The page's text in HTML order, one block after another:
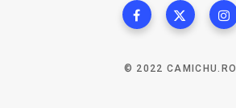
© 2022 CAMICHU.RO